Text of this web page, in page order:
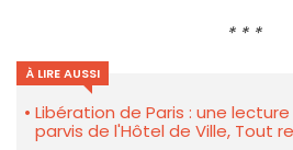
* * *
À LIRE AUSSI
Libération de Paris : une
parvis de l'Hôtel de Ville, Tout